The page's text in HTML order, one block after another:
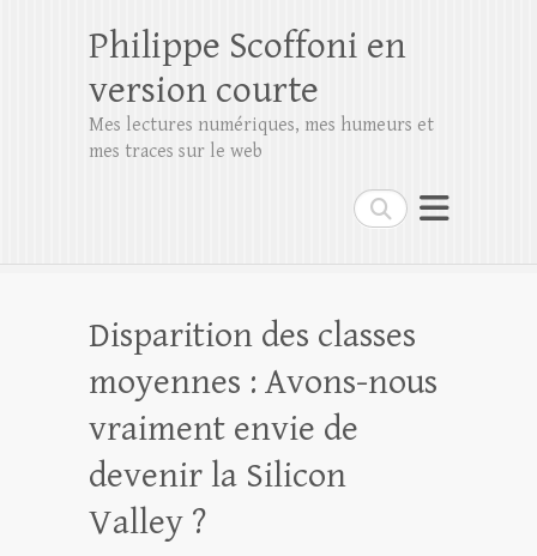
Rechercher
Philippe Scoffoni en
version courte
Mes lectures numériques, mes humeurs et
mes traces sur le web
Disparition des classes
moyennes : Avons-nous
vraiment envie de
devenir la Silicon
Valley ?